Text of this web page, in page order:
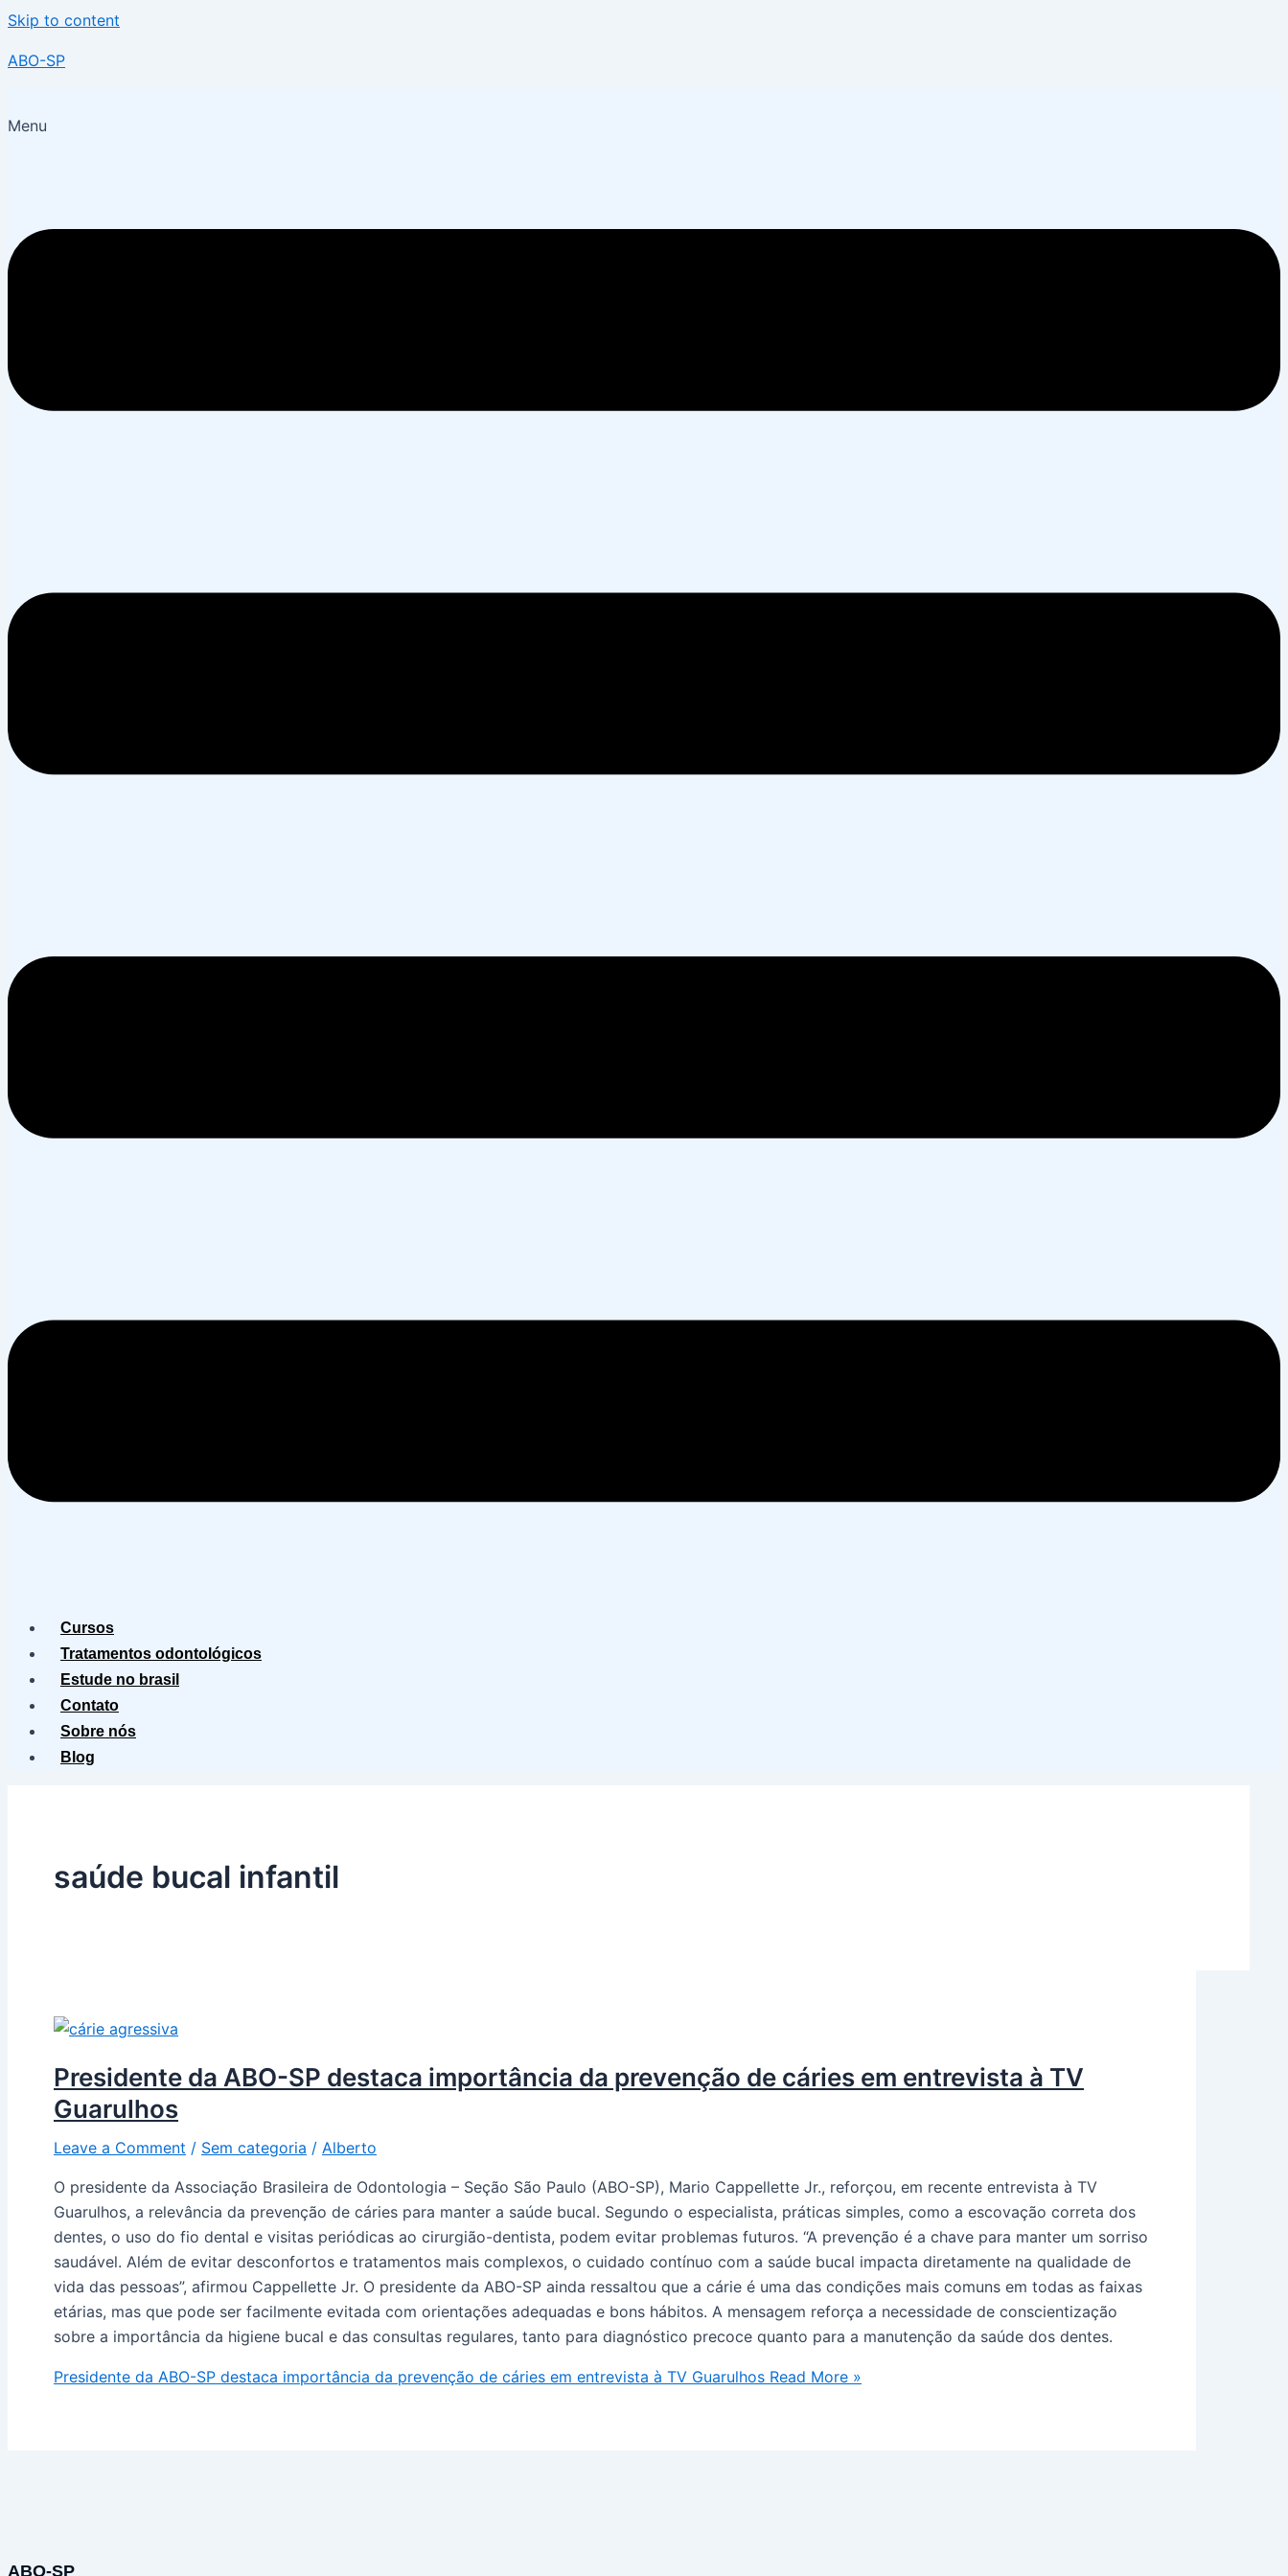
Skip to content
ABO-SP
Menu
Cursos
Tratamentos odontológicos
Estude no brasil
Contato
Sobre nós
Blog
saúde bucal infantil
Presidente da ABO-SP destaca importância da prevenção de cáries em entrevista à TV
Guarulhos
Leave a Comment / Sem categoria / Alberto
O presidente da Associação Brasileira de Odontologia – Seção São Paulo (ABO-SP), Mario Cappellette Jr., reforçou, em recente entrevista à TV
Guarulhos, a relevância da prevenção de cáries para manter a saúde bucal. Segundo o especialista, práticas simples, como a escovação correta dos
dentes, o uso do fio dental e visitas periódicas ao cirurgião-dentista, podem evitar problemas futuros. “A prevenção é a chave para manter um sorriso
saudável. Além de evitar desconfortos e tratamentos mais complexos, o cuidado contínuo com a saúde bucal impacta diretamente na qualidade de
vida das pessoas”, afirmou Cappellette Jr. O presidente da ABO-SP ainda ressaltou que a cárie é uma das condições mais comuns em todas as faixas
etárias, mas que pode ser facilmente evitada com orientações adequadas e bons hábitos. A mensagem reforça a necessidade de conscientização
sobre a importância da higiene bucal e das consultas regulares, tanto para diagnóstico precoce quanto para a manutenção da saúde dos dentes.
Presidente da ABO-SP destaca importância da prevenção de cáries em entrevista à TV Guarulhos Read More »
ABO-SP